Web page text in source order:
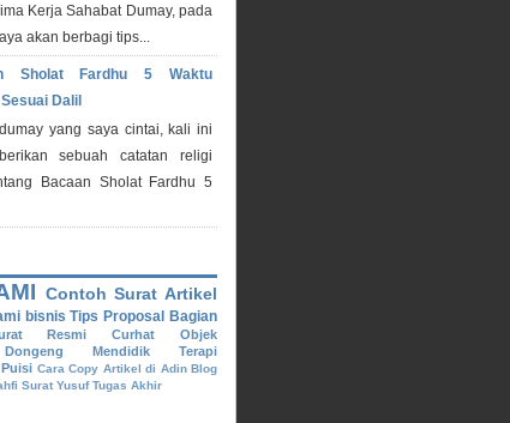
Kerja Sahabat Dumay, pada
akan berbagi tips...
Sholat Fardhu 5 Waktu
Dalil
yang saya cintai, kali ini
sebuah catatan religi
Bacaan Sholat Fardhu 5
Contoh Surat Artikel
bisnis Tips Proposal
Bagian
Resmi Curhat
Objek
Dongeng Mendidik
Terapi
Puisi Cara Copy Artikel di Adin Blog
Surat Yusuf Tugas Akhir